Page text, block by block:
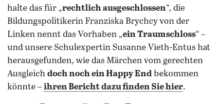
halte das für „rechtlich ausgeschlossen“, die
Bildungspolitikerin Franziska Brychcy von der
Linken nennt das Vorhaben „ein Traumschloss“ –
und unsere Schulexpertin Susanne Vieth-Entus hat
herausgefunden, wie das Märchen vom gerechten
Ausgleich doch noch ein Happy End bekommen
könnte – ihren Bericht dazu finden Sie hier.